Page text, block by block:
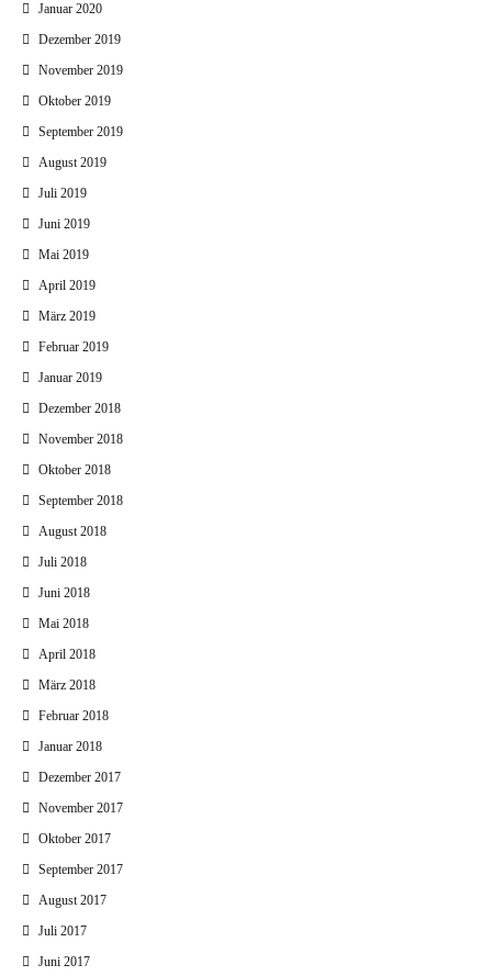
Januar 2020
Dezember 2019
November 2019
Oktober 2019
September 2019
August 2019
Juli 2019
Juni 2019
Mai 2019
April 2019
März 2019
Februar 2019
Januar 2019
Dezember 2018
November 2018
Oktober 2018
September 2018
August 2018
Juli 2018
Juni 2018
Mai 2018
April 2018
März 2018
Februar 2018
Januar 2018
Dezember 2017
November 2017
Oktober 2017
September 2017
August 2017
Juli 2017
Juni 2017